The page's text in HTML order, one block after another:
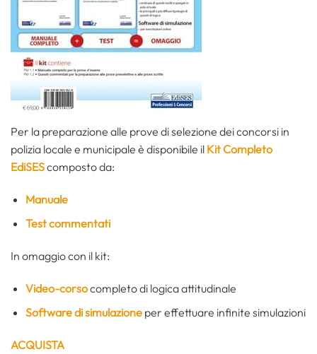
Per la preparazione alle prove di selezione dei concorsi in
polizia locale e municipale è disponibile il Kit Completo
EdiSEScomposto da:
Manuale
Test commentati
In omaggio con il kit:
Video-corsocompleto di logica attitudinale
Software di simulazioneper effettuare infinite simulazioni
ACQUISTA